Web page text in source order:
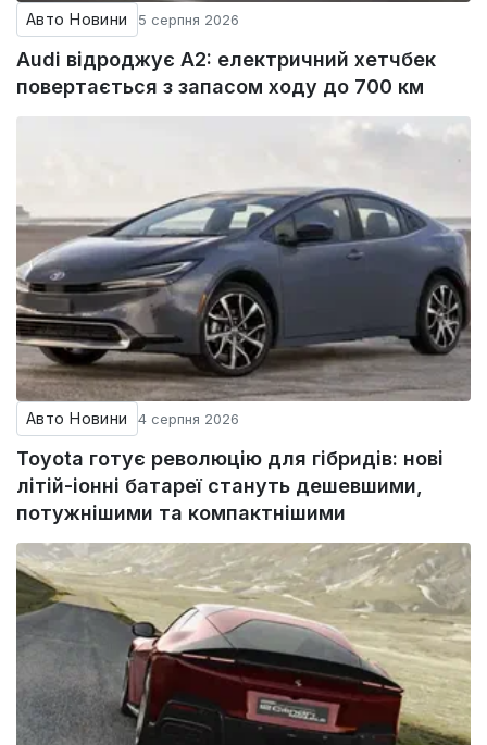
Авто Новини 5 серпня 2026
Audi відроджує A2: електричний хетчбек
повертається з запасом ходу до 700 км
Авто Новини 4 серпня 2026
Toyota готує революцію для гібридів: нові
літій-іонні батареї стануть дешевшими,
потужнішими та компактнішими